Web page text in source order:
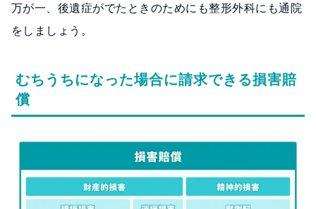
万が一、後遺症がでたときのためにも整形外科にも通院
をしましょう。
むちうちになった場合に請求できる損害賠
償